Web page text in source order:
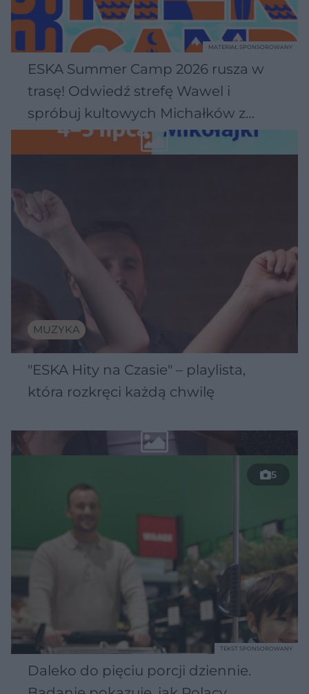
ESKA Summer Camp 2026 rusza w
trasę! Odwiedź strefę Wawel i
spróbuj kultowych Michałków z
Wawelu
MATERIAŁ SPONSOROWANY
MUZYKA
"ESKA Hity na Czasie" – playlista,
która rozkręci każdą chwilę
5
Daleko do pięciu porcji dziennie.
TEKST SPONSOROWANY